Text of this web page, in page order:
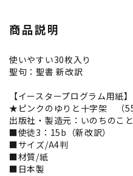
商品説明
使いやすい30枚入り
聖句：聖書 新改訳
【イースタープログラム用紙
★ピンクのゆりと十字架 （
出版社・製造元：いのちのこ
■使徒3：15b（新改訳）
■サイズ/A4判
■材質/紙
■日本製